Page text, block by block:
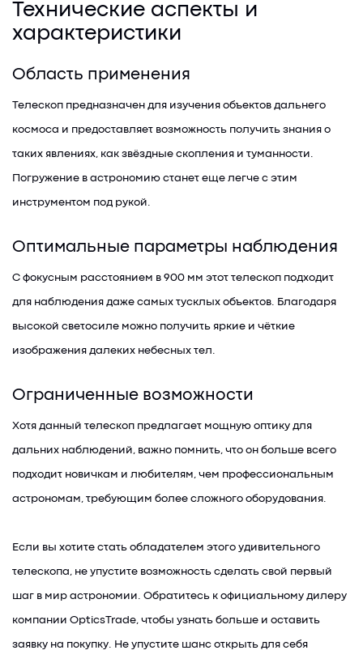
Технические аспекты и
характеристики
Область применения
Телескоп предназначен для изучения объектов дальнего
космоса и предоставляет возможность получить знания о
таких явлениях, как звёздные скопления и туманности.
Погружение в астрономию станет еще легче с этим
инструментом под рукой.
Оптимальные параметры наблюдения
С фокусным расстоянием в 900 мм этот телескоп подходит
для наблюдения даже самых тусклых объектов. Благодаря
высокой светосиле можно получить яркие и чёткие
изображения далеких небесных тел.
Ограниченные возможности
Хотя данный телескоп предлагает мощную оптику для
дальних наблюдений, важно помнить, что он больше всего
подходит новичкам и любителям, чем профессиональным
астрономам, требующим более сложного оборудования.
Если вы хотите стать обладателем этого удивительного
телескопа, не упустите возможность сделать свой первый
шаг в мир астрономии. Обратитесь к официальному дилеру
компании OpticsTrade, чтобы узнать больше и оставить
заявку на покупку. Не упустите шанс открыть для себя